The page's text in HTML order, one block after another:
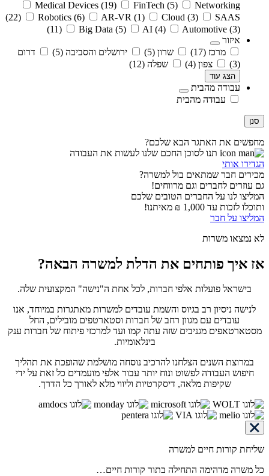
Medical Devices (19) FinTech (5)
Networking
(22)
Robotics (6) AR-VR (1) Cloud (3)
SAAS
(11)
Big Data (5) AI (4) Automotive (3)
איזור
מרכז (17) שרון (5) ירושלים והסביבה (5)
דרום
(3)
צפון (4) שפלה (12)
הצג עוד
עבודה מהבית
עבודה מהבית
סנן
מחפשים את האתגר הבא שלכם?
תנו לסוכן החכם שלנו לעשות את העבודה
הגדירו אותי
מכירים חבר שמתאים בול למשרה?
גם עוזרים לחברים וגם מרווחים!
המליצו לנו על החברים הטובים שלכם
ותוכלו לזכות עד 1,000 ₪ מאיתנו!
המליצו על חבר
לא נמצאו משרות
אז איך פותחים את הדלת למשרה הבאה?
בישראל פועלות אלפי חברות, לכל אחת ה"נישה" המקצועית שלה.
לנישה ניסיון רב בגיוס והשמת עובדים למשרות מאתגרות במיוחד, אנו
עובדים עם מגוון רחב של חברות וסטארטפים מובילים, החל
מסטארטאפים מגניבים שזה עתה קמו ועד למרכזי פיתוח של חברות ענק
בינלאומיות.
במרוצת השנים הצלחנו להרכיב נוסחה מושלמת שהופכת את תהליך
חיפוש העבודה לפשוט ונוח יותר עבור אלפי מועמדים כל זאת על ידי
שקיפות מלאה, דיסקרטיות וליווי מלא לאורך כל הדרך.
שליחת קורות חיים למשרה
כל משרה מדהימה התחילה בתור קורות חיים…